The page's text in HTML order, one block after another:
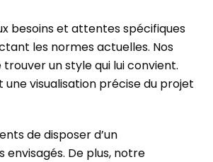
besoins et attentes spécifiques
les normes actuelles. Nos
un style qui lui convient.
visualisation précise du projet
de disposer d’un
De plus, notre